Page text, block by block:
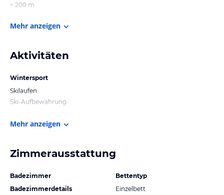
< 200 m
Mehr anzeigen
Aktivitäten
Wintersport
Skilaufen
Ski-Aufbewahrung
Mehr anzeigen
Zimmerausstattung
Badezimmer
Badezimmerdetails
Bettentyp
Einzelbett